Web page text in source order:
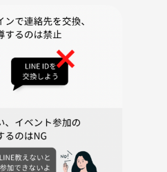
でお支払いください。
ルーム代もPayPayなどで請求させ
。
茶やジュースでもOK！